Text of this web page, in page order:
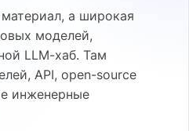
а широкая
моделей,
LLM-хаб. Там
API, open-source
инженерные